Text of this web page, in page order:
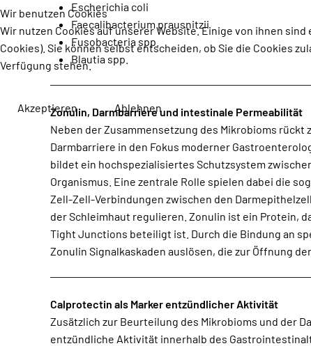
Escherichia coli
Faecalibacterium prausnitzii
Fusobacteria spp.
Blautia spp.
Zonulin, Darmbarriere und intestinale Permeabilität
Neben der Zusammensetzung des Mikrobioms
Darmbarriere in den Fokus moderner
bildet ein hochspezialisiertes Schutzsystem
Organismus. Eine zentrale Rolle spielen dabei die
Zell-Zell-Verbindungen zwischen den
der Schleimhaut regulieren. Zonulin ist ein Protein,
Tight Junctions beteiligt ist. Durch die Bindung an
Zonulin Signalkaskaden auslösen, die zur Öffnung
Antigene, Toxine oder Stoffwechselprodukte
überwinden und systemisch wirksam werden. Sind
gestört, entstehen funktionelle „Lücken“ innerhalb der
Zusammenhang wird häufig vom sogenannten
Eine erhöhte intestinale Permeabilität wird
Entzündungsprozessen, immunologischen
Calprotectin als Marker entzündlicher Aktivität
Zusätzlich zur Beurteilung des Mikrobioms und der
entzündliche Aktivität innerhalb des
entzündlichen Prozessen als auch bei akuten
Kombination aus Dysbiose-Screen, Zonulin und
Wir benutzen Cookies
Wir nutzen Cookies auf unserer Website. Einige von ihnen
Cookies). Sie können selbst entscheiden, ob Sie die Cookies
Verfügung stehen.
Akzeptieren
Ablehnen